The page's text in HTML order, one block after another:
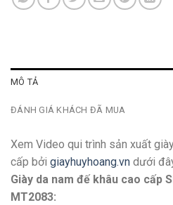
MÔ TẢ
ĐÁNH GIÁ KHÁCH ĐÃ MUA
Xem Video qui trình sản xuất
cấp bởi giayhuyhoang.vn dưới
Giày da nam đế khâu cao cấp
MT2083: